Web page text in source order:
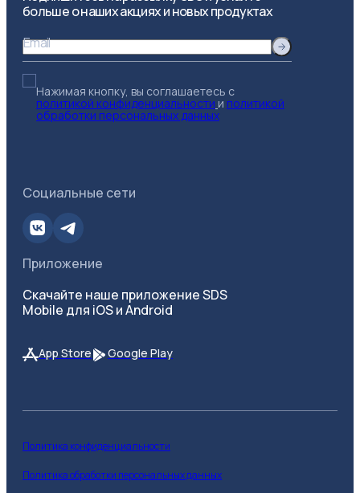
больше о наших акциях и новых продуктах
Email
Нажимая кнопку, вы соглашаетесь с
политикой конфиденциальности и политикой
обработки персональных данных
Социальные сети
Приложение
Скачайте наше приложение SDS
Mobile для iOS и Android
App Store Google Play
Политика конфиденциальности
Политика обработки персональных данных